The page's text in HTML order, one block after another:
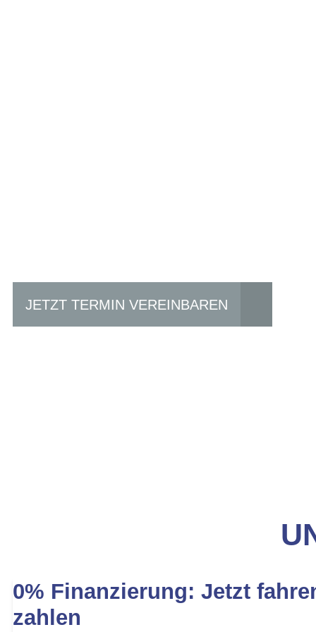
JETZT TERMIN VEREINBAREN
0% Finanzierung: Jetzt
zahlen